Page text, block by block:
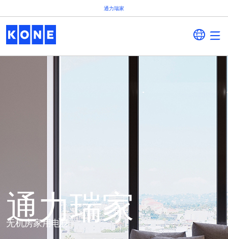
通力瑞家
通力瑞家
无机房家用电梯